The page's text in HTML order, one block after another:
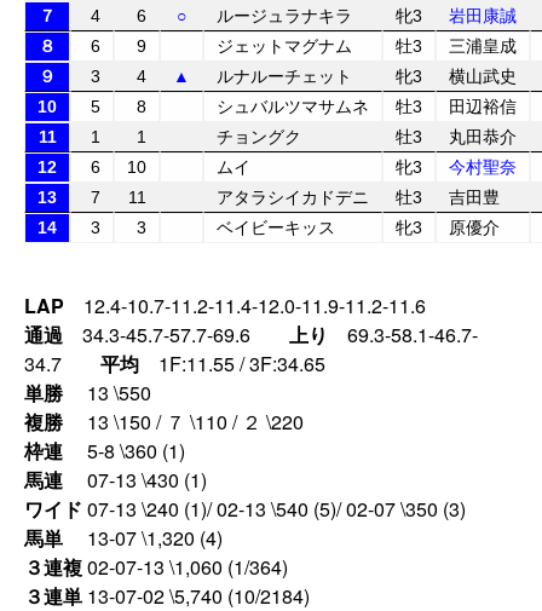
７
4 6 ○ ルージュラナキラ 牝3
岩田康誠
８
6 9 ジェットマグナム 牡3
三浦皇成
９
3 4 ▲ ルナルーチェット 牝3
横山武史
10
5 8 シュバルツマサムネ 牡3
田辺裕信
11
1 1 チョングク 牡3
丸田恭介
12
6 10 ムイ 牝3
今村聖奈
13
7 11 アタラシイカドデニ 牡3
吉田豊
14
3 3 ベイビーキッス 牝3 原優介
LAP 12.4-10.7-11.2-11.4-12.0-11.9-11.2-11.6
通過 34.3-45.7-57.7-69.6 上り 69.3-58.1-46.7-
34.7 平均 1F:11.55 / 3F:34.65
単勝
13 \550
複勝
13 \150 / ７ \110 / ２ \220
枠連
5-8 \360 (1)
馬連
07-13 \430 (1)
ワイド 07-13 \240 (1)/ 02-13 \540 (5)/ 02-07 \350 (3)
馬単
13-07 \1,320 (4)
３連複02-07-13 \1,060 (1/364)
３連単 13-07-02 \5,740 (10/2184)